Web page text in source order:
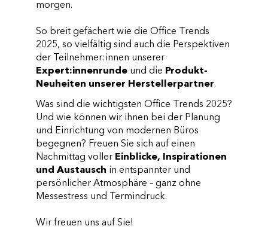
morgen.
So breit gefächert wie die Office Trends
2025, so vielfältig sind auch die Perspektiven
der Teilnehmer:innen unserer
Expert:innenrunde und die Produkt-
Neuheiten unserer Herstellerpartner.
Was sind die wichtigsten Office Trends 2025?
Und wie können wir ihnen bei der Planung
und Einrichtung von modernen Büros
begegnen? Freuen Sie sich auf einen
Nachmittag voller Einblicke, Inspirationen
und Austausch in entspannter und
persönlicher Atmosphäre ­­­– ganz ohne
Messestress und Termindruck.
Wir freuen uns auf Sie!